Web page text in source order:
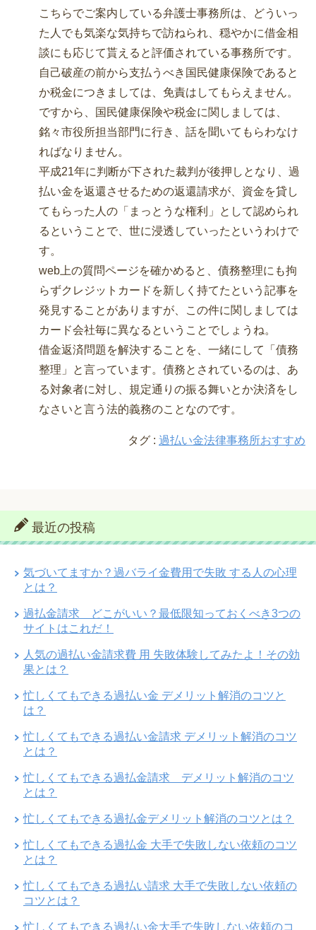
こちらでご案内している弁護士事務所は、どういっ
た人でも気楽な気持ちで訪ねられ、穏やかに借金相
談にも応じて貰えると評価されている事務所です。
自己破産の前から支払うべき国民健康保険であると
か税金につきましては、免責はしてもらえません。
ですから、国民健康保険や税金に関しましては、
銘々市役所担当部門に行き、話を聞いてもらわなけ
ればなりません。
平成21年に判断が下された裁判が後押しとなり、過
払い金を返還させるための返還請求が、資金を貸し
てもらった人の「まっとうな権利」として認められ
るということで、世に浸透していったというわけで
す。
web上の質問ページを確かめると、債務整理にも拘
らずクレジットカードを新しく持てたという記事を
発見することがありますが、この件に関しましては
カード会社毎に異なるということでしょうね。
借金返済問題を解決することを、一緒にして「債務
整理」と言っています。債務とされているのは、あ
る対象者に対し、規定通りの振る舞いとか決済をし
なさいと言う法的義務のことなのです。
タグ : 過払い金法律事務所おすすめ
最近の投稿
気づいてますか？過バライ金費用で失敗 する人の心理
とは？
過払金請求 どこがいい？最低限知っておくべき3つの
サイトはこれだ！
人気の過払い金請求費 用 失敗体験してみたよ！その効
果とは？
忙しくてもできる過払い金 デメリット解消のコツと
は？
忙しくてもできる過払い金請求 デメリット解消のコツ
とは？
忙しくてもできる過払金請求 デメリット解消のコツ
とは？
忙しくてもできる過払金デメリット解消のコツとは？
忙しくてもできる過払金 大手で失敗しない依頼のコツ
とは？
忙しくてもできる過払い請求 大手で失敗しない依頼の
コツとは？
忙しくてもできる過払い金大手で失敗しない依頼のコ